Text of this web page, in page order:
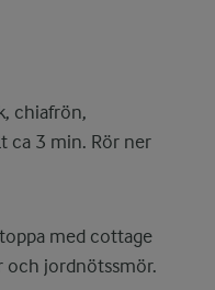
chiafrön,
ca 3 min. Rör ner
med cottage
och jordnötssmör.